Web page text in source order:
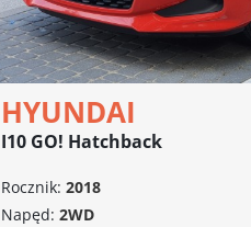
HYUNDAI
I10 GO! Hatchback
Rocznik: 2018
Napęd: 2WD